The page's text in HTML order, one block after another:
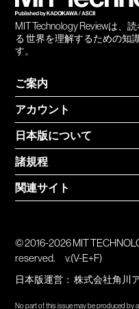
MIT Technology Reviewは、
る 世界を理解するための知
す。
ご案内
アカウント
日本版について
諸規程
関連サイト
© 2016-2026 MIT
reserved.
v.(V-E+F)
日本版運営：株式会社角川
No part of this issue may be produced by